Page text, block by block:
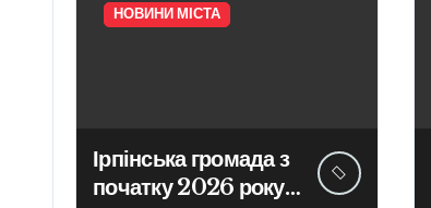
НОВИНИ МІСТА
Ірпінська громада з
початку 2026 року